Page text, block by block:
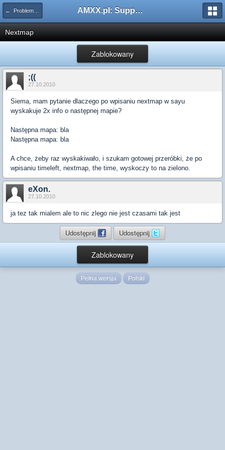
← Problemy z pluginami AMXX.pl: Support AMX Mod X i SourceMod
Nextmap
Zablokowany
;((
27.10.2010
Siema, mam pytanie dlaczego po wpisaniu nextmap w sayu
wyskakuje 2x info o następnej mapie?
Następna mapa: bla
Następna mapa: bla
A chce, żeby raz wyskakiwało, i szukam gotowej przeróbki, że po
wpisaniu timeleft, nextmap, the time, wyskoczy to na zielono.
eXon.
27.10.2010
ja tez tak mialem ale to nic zlego nie jest czasami tak jest
Udostępnij Udostępnij
Zablokowany
Pełna wersja Polski